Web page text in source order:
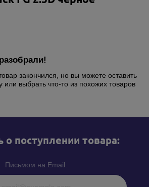
закончился, но вы можете оставить
или выбрать что-то из похожих товаров
о поступлении товара:
Письмом на Email: